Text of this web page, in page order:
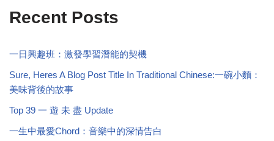
Recent Posts
一日興趣班：激發學習潛能的契機
Sure, Heres A Blog Post Title In Traditional Chinese:一碗小麵：
美味背後的故事
Top 39 一 遊 未 盡 Update
一生中最愛Chord：音樂中的深情告白